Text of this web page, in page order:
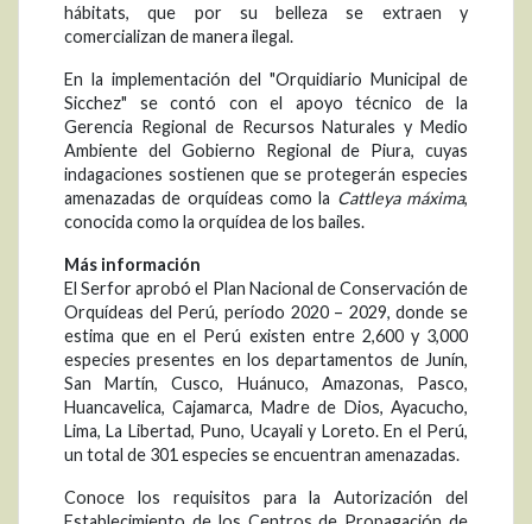
hábitats, que por su belleza se extraen y
comercializan de manera ilegal.
En la implementación del "Orquidiario Municipal de
Sicchez" se contó con el apoyo técnico de la
Gerencia Regional de Recursos Naturales y Medio
Ambiente del Gobierno Regional de Piura, cuyas
indagaciones sostienen que se protegerán especies
amenazadas de orquídeas como la Cattleya máxima,
conocida como la orquídea de los bailes.
Más información
El Serfor aprobó el Plan Nacional de Conservación de
Orquídeas del Perú, período 2020 – 2029, donde se
estima que en el Perú existen entre 2,600 y 3,000
especies presentes en los departamentos de Junín,
San Martín, Cusco, Huánuco, Amazonas, Pasco,
Huancavelica, Cajamarca, Madre de Dios, Ayacucho,
Lima, La Libertad, Puno, Ucayali y Loreto. En el Perú,
un total de 301 especies se encuentran amenazadas.
Conoce los requisitos para la Autorización del